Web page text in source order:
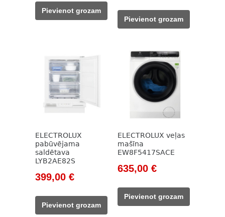
was:
1
799,00 €.
Pievienot grozam
was:
885,00 €.
615,00 €.
Pievienot grozam
ELECTROLUX
pabūvējama
saldētava
LYB2AE82S
Original
was:
525,00 €.
399,00 €Current
399,00 €.
Pievienot grozam
ELECTROLUX veļas
mašīna
EW8F5417SACE
Original
was:
914,00 €.
635,00 €Current
635,00 €.
Pievienot grozam